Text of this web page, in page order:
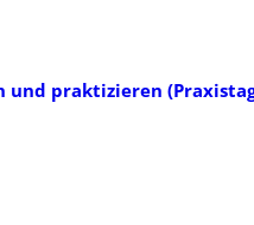
und praktizieren